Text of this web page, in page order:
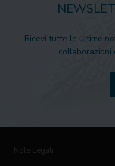
Ricevi tutte le ultime
collaborazioni
Note Legali